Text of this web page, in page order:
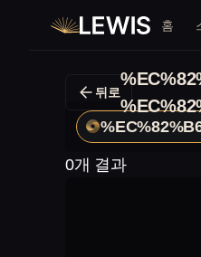
홈
뒤로
0개 결과